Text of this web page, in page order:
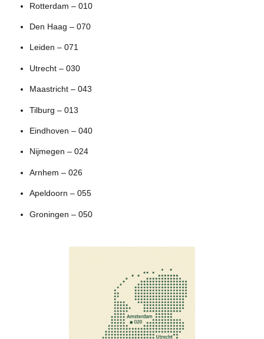
Rotterdam – 010
Den Haag – 070
Leiden – 071
Utrecht – 030
Maastricht – 043
Tilburg – 013
Eindhoven – 040
Nijmegen – 024
Arnhem – 026
Apeldoorn – 055
Groningen – 050